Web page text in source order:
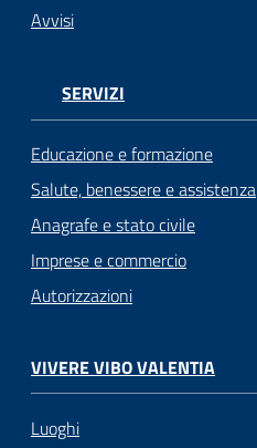
Avvisi
SERVIZI
Educazione e formazione
Salute, benessere e assistenza
Anagrafe e stato civile
Imprese e commercio
Autorizzazioni
VIVERE VIBO VALENTIA
Luoghi